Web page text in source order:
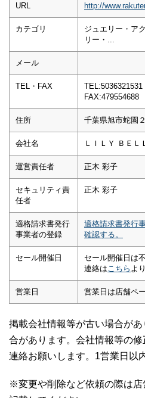
URL http://
カテゴリ
ジュエリー・ア
リー・...
メール
TEL・FAX
TEL:5036321531
FAX:479554688
住所 千葉県旭市蛇園
会社名 ＬＩＬＹ ＢＥＬ
運営責任者 正木 彩子
セキュリティ責
任者
正木 彩子
適格請求書発行
事業者の登録
適格請求書発行
確認する。
セール開催日
セール開催日は
連絡は こちら よ
営業日 営業日は店舗ペ
掲載会社情報等が古い場合が
合があります。会社情報等の
連絡お願いします。1営業日以
※変更や削除など依頼の際は